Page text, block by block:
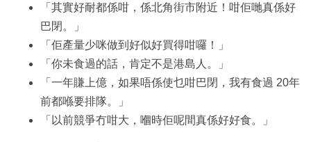
「其實好耐都係咁，係北角街市附近！咁佢哋真係好
巴閉。」
「佢產量少咪做到好似好買得咁囉！」
「你未食過的話，肯定不是港島人。」
「一年賺上億，如果唔係使乜咁巴閉，我有食過 20年
前都喺要排隊。」
「以前競爭冇咁大，嗰時佢呢間真係好好食。」